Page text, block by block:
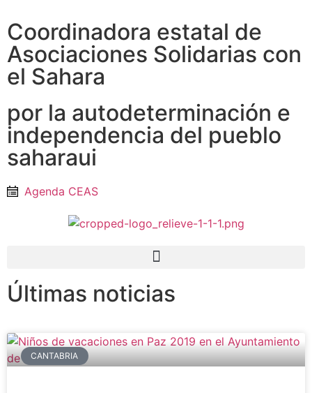
Coordinadora estatal de
Asociaciones Solidarias con
el Sahara
por la autodeterminación e
independencia del pueblo
saharaui
Agenda CEAS
Últimas noticias
CANTABRIA